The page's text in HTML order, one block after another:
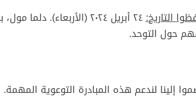
التاريخ:
٢٤ أبريل ٢٠٢٤
حول التوحد.
إلينا لندعم هذه المبادرة التوعوية